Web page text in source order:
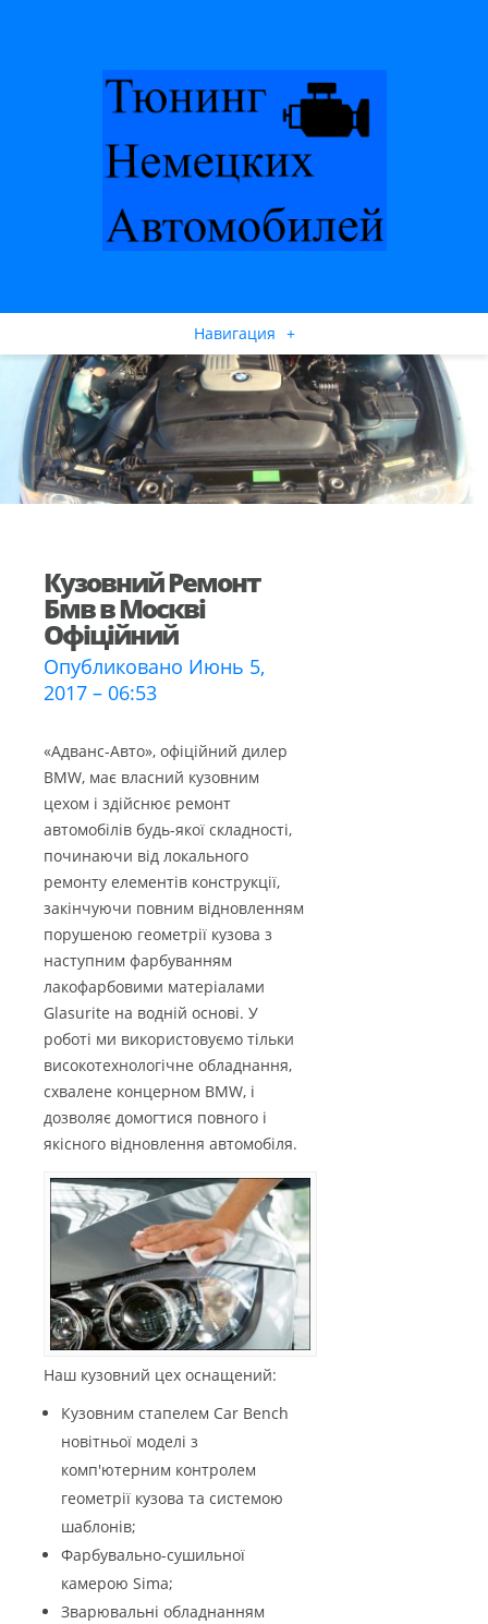
Навигация +
Кузовний Ремонт
Бмв в Москві
Офіційний
Опубликовано Июнь 5,
2017 – 06:53
«Адванс-Авто», офіційний дилер
BMW, має власний кузовним
цехом і здійснює ремонт
автомобілів будь-якої складності,
починаючи від локального
ремонту елементів конструкції,
закінчуючи повним відновленням
порушеною геометрії кузова з
наступним фарбуванням
лакофарбовими матеріалами
Glasurite на водній основі. У
роботі ми використовуємо тільки
високотехнологічне обладнання,
схвалене концерном BMW, і
дозволяє домогтися повного і
якісного відновлення автомобіля.
Наш кузовний цех оснащений:
Кузовним стапелем Car Bench
новітньої моделі з
комп'ютерним контролем
геометрії кузова та системою
шаблонів;
Фарбувально-сушильної
камерою Sima;
Зварювальні обладнанням